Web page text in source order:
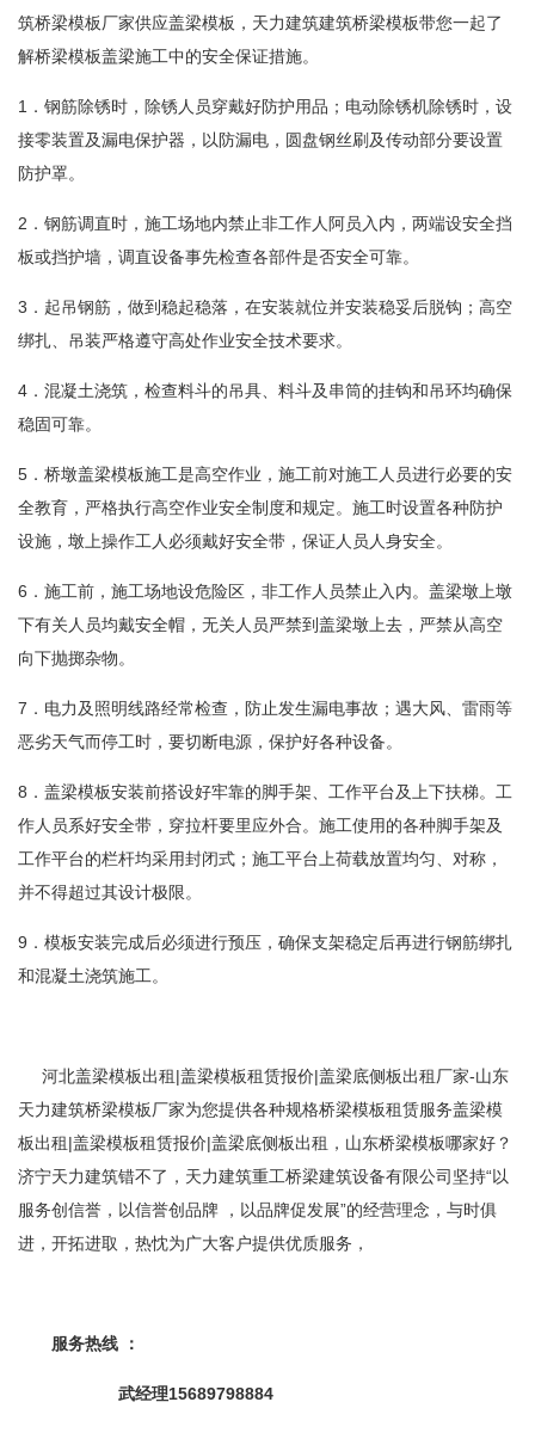
筑桥梁模板厂家供应盖梁模板，天力建筑建筑桥梁模板带您一起了
解桥梁模板盖梁施工中的安全保证措施。
1．钢筋除锈时，除锈人员穿戴好防护用品；电动除锈机除锈时，设
接零装置及漏电保护器，以防漏电，圆盘钢丝刷及传动部分要设置
防护罩。
2．钢筋调直时，施工场地内禁止非工作人阿员入内，两端设安全挡
板或挡护墙，调直设备事先检查各部件是否安全可靠。
3．起吊钢筋，做到稳起稳落，在安装就位并安装稳妥后脱钩；高空
绑扎、吊装严格遵守高处作业安全技术要求。
4．混凝土浇筑，检查料斗的吊具、料斗及串筒的挂钩和吊环均确保
稳固可靠。
5．桥墩盖梁模板施工是高空作业，施工前对施工人员进行必要的安
全教育，严格执行高空作业安全制度和规定。施工时设置各种防护
设施，墩上操作工人必须戴好安全带，保证人员人身安全。
6．施工前，施工场地设危险区，非工作人员禁止入内。盖梁墩上墩
下有关人员均戴安全帽，无关人员严禁到盖梁墩上去，严禁从高空
向下抛掷杂物。
7．电力及照明线路经常检查，防止发生漏电事故；遇大风、雷雨等
恶劣天气而停工时，要切断电源，保护好各种设备。
8．盖梁模板安装前搭设好牢靠的脚手架、工作平台及上下扶梯。工
作人员系好安全带，穿拉杆要里应外合。施工使用的各种脚手架及
工作平台的栏杆均采用封闭式；施工平台上荷载放置均匀、对称，
并不得超过其设计极限。
9．模板安装完成后必须进行预压，确保支架稳定后再进行钢筋绑扎
和混凝土浇筑施工。
河北盖梁模板出租|盖梁模板租赁报价|盖梁底侧板出租厂家-山东
天力建筑桥梁模板厂家为您提供各种规格桥梁模板租赁服务盖梁模
板出租|盖梁模板租赁报价|盖梁底侧板出租，山东桥梁模板哪家好？
济宁天力建筑错不了，天力建筑重工桥梁建筑设备有限公司坚持“以
服务创信誉，以信誉创品牌 ，以品牌促发展”的经营理念，与时俱
进，开拓进取，热忱为广大客户提供优质服务，
服务热线 ：
武经理15689798884